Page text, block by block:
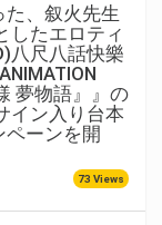
、叙火先生
したエロティ
八尺八話快樂
夢物語』』の
イン入り台本
ペーンを開
73 Views